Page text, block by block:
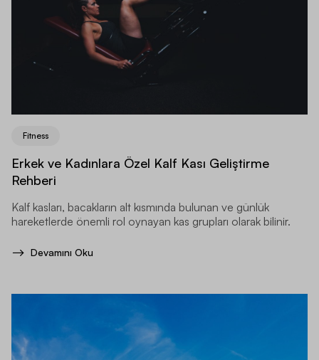
Fitness
Erkek ve Kadınlara Özel Kalf Kası Geliştirme
Rehberi
Kalf kasları, bacakların alt kısmında bulunan ve günlük
hareketlerde önemli rol oynayan kas grupları olarak bilinir.
Devamını Oku